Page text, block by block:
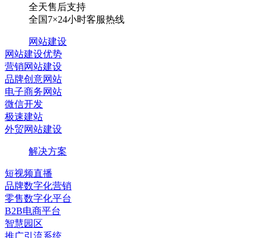
全天售后支持
全国7×24小时客服热线
网站建设
网站建设优势
营销网站建设
品牌创意网站
电子商务网站
微信开发
极速建站
外贸网站建设
解决方案
短视频直播
品牌数字化营销
零售数字化平台
B2B电商平台
智慧园区
推广引流系统